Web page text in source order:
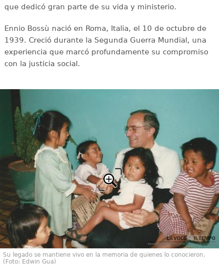
que dedicó gran parte de su vida y ministerio.
Ennio Bossù nació en Roma, Italia, el 10 de octubre de
1939. Creció durante la Segunda Guerra Mundial, una
experiencia que marcó profundamente su compromiso
con la justicia social.
Su legado se mantiene vivo en la memoria de quienes lo conocieron.
(Foto: Edwin Gua)